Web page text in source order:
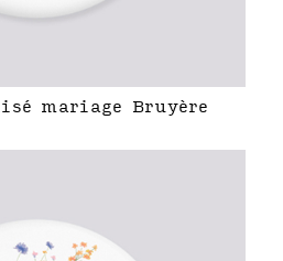
mariage Bruyère